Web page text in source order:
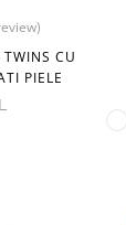
TWINS CU
PIELE